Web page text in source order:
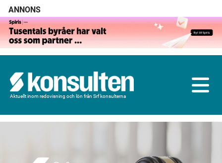
ANNONS
Aktuellt inom redovisning och lön från Srf konsulterna